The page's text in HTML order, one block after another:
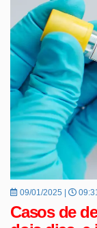
09/01/2025 |
Casos de